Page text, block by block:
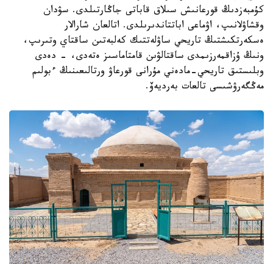
كۇمبەزدىڭ قورعانىش سىلاق قاباتى جاڭارتىلدى. سۋدان
وقشاۋلانىپ، اۋماعى اباتتاندىرىلدى. اتالعان شارالار
ەسكەرتكىشتىڭ تاريحي ساۋلەتتىك كەلبەتىن ساقتاي وتىرىپ،
ونىڭ ۇزاقمەرزىمدى ساقتالۋىن قامتاماسىز ەتەدى، - دەدى
وبلىستىق تاريحي-مادەني مۇرانى قورعاۋ ورتالىعىنىڭ ءبولىم
مەڭگەرۋشىسى تالعات بەرديەۆ.